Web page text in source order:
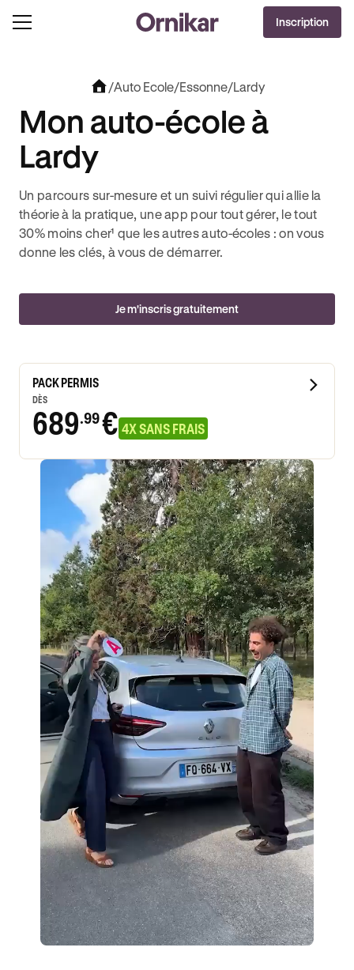
OFFRE EXCLUSIVE
JUSQU’À 170€ OFFERTS AVEC
J'EN PROFITE !
Inscription
/Auto Ecole/Essonne/Lardy
Mon auto-école à
Lardy
Un parcours sur-mesure et un suivi régulier qui allie la
théorie à la pratique, une app pour tout gérer, le tout
30% moins cher¹ que les autres auto-écoles : on vous
donne les clés, à vous de démarrer.
Je m'inscris gratuitement
PACK PERMIS
DÈS
689.99€ 4X SANS FRAIS